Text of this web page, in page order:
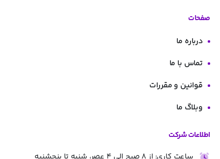
صفحات
درباره ما
تماس با ما
قوانین و مقررات
وبلاگ ما
اطلاعات شرکت